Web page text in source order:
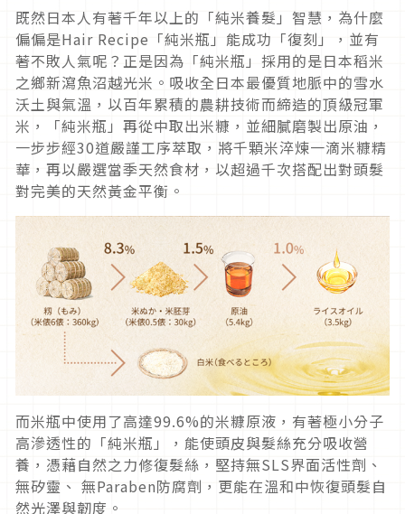
既然日本人有著千年以上的「純米養髮」智慧，為什麼
偏偏是Hair Recipe「純米瓶」能成功「復刻」，並有
著不敗人氣呢？正是因為「純米瓶」採用的是日本稻米
之鄉新瀉魚沼越光米。吸收全日本最優質地脈中的雪水
沃土與氣溫，以百年累積的農耕技術而締造的頂級冠軍
米，「純米瓶」再從中取出米糠，並細膩磨製出原油，
一步步經30道嚴謹工序萃取，將千顆米淬煉一滴米糠精
華，再以嚴選當季天然食材，以超過千次搭配出對頭髮
對完美的天然黃金平衡。
而米瓶中使用了高達99.6%的米糠原液，有著極小分子
高滲透性的「純米瓶」，能使頭皮與髮絲充分吸收營
養，憑藉自然之力修復髮絲，堅持無SLS界面活性劑、
無矽靈、 無Paraben防腐劑，更能在溫和中恢復頭髮自
然光澤與韌度。